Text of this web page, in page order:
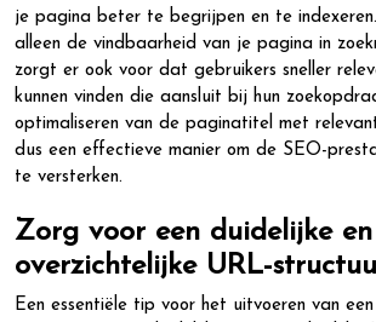
je pagina beter te begrijpen en te
alleen de vindbaarheid van je pagina in
zorgt er ook voor dat gebruikers sneller
kunnen vinden die aansluit bij hun
optimaliseren van de paginatitel met
dus een effectieve manier om de SEO-
te versterken.
Zorg voor een duidelijke en
overzichtelijke URL-
Een essentiële tip voor het uitvoeren van